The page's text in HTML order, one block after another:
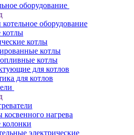
оборудование
оборудование
котлы
котлы
котлы
котлы
для котлов
для котлов
косвенного нагрева
колонки
электрические